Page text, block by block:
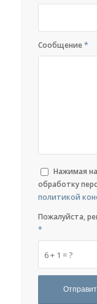
Сообщение*
Нажимая
обработку
политикой
6 + 1 = ?
Пожалуйста,
*